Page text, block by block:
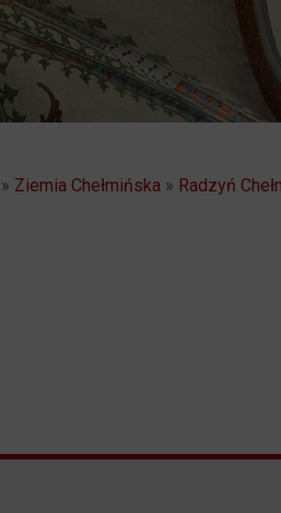
» Ziemia Chełmińska » Radzyń